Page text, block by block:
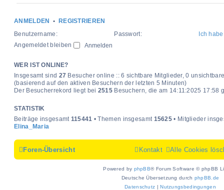
ANMELDEN • REGISTRIEREN
Benutzername: Passwort:
Ich
Angemeldet bleiben
WER IST ONLINE?
Insgesamt sind 27 Besucher online :: 6 sichtbare Mitglieder, 0
(basierend auf den aktiven Besuchern der letzten 5 Minuten)
Der Besucherrekord liegt bei 2515Besuchern, die am 14:11:2025 17:58
STATISTIK
Beiträge insgesamt 115441 • Themen insgesamt 15625 • Mitglieder
Elina_Maria
Foren-Übersicht Alle Cookies
Kontakt
Powered by phpBB® Forum Software © phpBB
Deutsche Übersetzung durch phpBB.de
Datenschutz |Nutzungsbedingungen